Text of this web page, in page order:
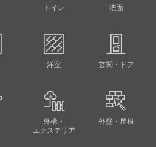
トイレ 洗面
洋室 玄関・ドア
外構・
エクステリア
外壁・屋根